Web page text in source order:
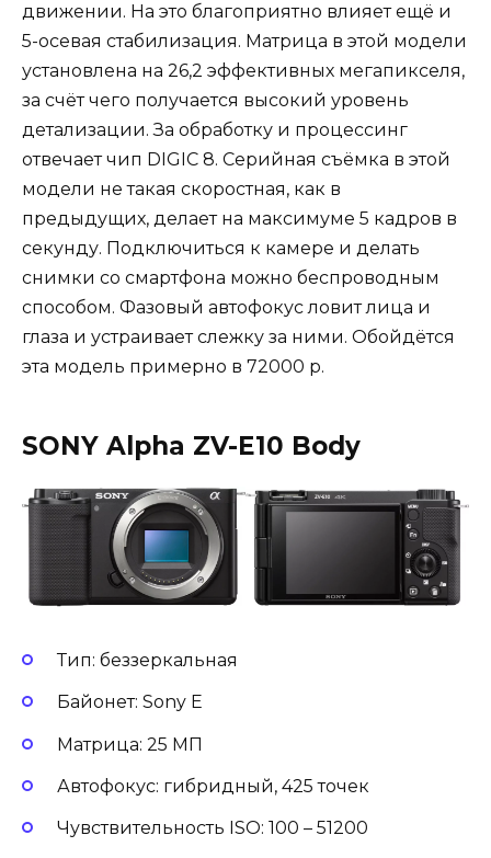
движении. На это благоприятно влияет ещё и
5-осевая стабилизация. Матрица в этой модели
установлена на 26,2 эффективных мегапикселя,
за счёт чего получается высокий уровень
детализации. За обработку и процессинг
отвечает чип DIGIC 8. Серийная съёмка в этой
модели не такая скоростная, как в
предыдущих, делает на максимуме 5 кадров в
секунду. Подключиться к камере и делать
снимки со смартфона можно беспроводным
способом. Фазовый автофокус ловит лица и
глаза и устраивает слежку за ними. Обойдётся
эта модель примерно в 72000 р.
SONY Alpha ZV-E10 Body
Тип: беззеркальная
Байонет: Sony E
Матрица: 25 МП
Автофокус: гибридный, 425 точек
Чувствительность ISO: 100 – 51200